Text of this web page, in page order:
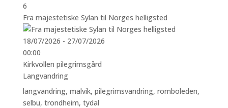
6
Fra majestetiske Sylan til Norges helligsted
18/07/2026 - 27/07/2026
00:00
Kirkvollen pilegrimsgård
Langvandring
langvandring, malvik, pilegrimsvandring, romboleden,
selbu, trondheim, tydal